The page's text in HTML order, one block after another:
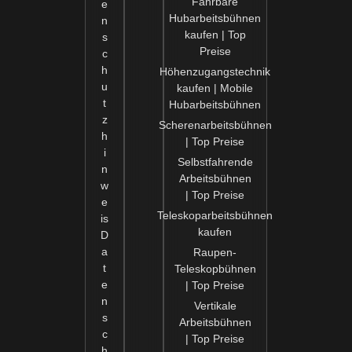
e
n
s
c
h
u
t
z
h
i
n
w
e
is
D
a
t
e
n
s
c
Hubarbeitsbühnen
kaufen | Top
Preise
Höhenzugangstechnik
kaufen | Mobile
Hubarbeitsbühnen
Scherenarbeitsbühnen
| Top Preise
Selbstfahrende
Arbeitsbühnen
| Top Preise
Teleskoparbeitsbühnen
kaufen
Raupen-
Teleskopbühnen
| Top Preise
Vertikale
Arbeitsbühnen
| Top Preise
Schicken